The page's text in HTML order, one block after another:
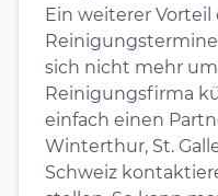
Ein weiterer
sich nicht mehr
Reinigungsfirma
einfach einen
Winterthur, St.
Schweiz